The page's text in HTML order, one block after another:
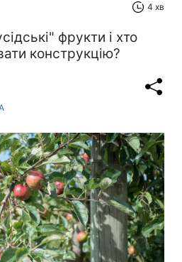
4 хв
фрукти і хто
конструкцію?